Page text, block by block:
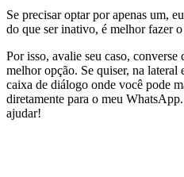
Se precisar optar por apenas um,
do que ser inativo, é melhor fazer
Por isso, avalie seu caso,
melhor opção. Se quiser, na lateral
caixa de diálogo onde você pode
diretamente para o meu
ajudar!